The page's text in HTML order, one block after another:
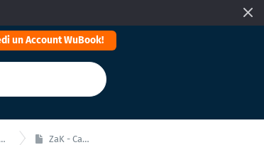
un Account WuBook!
ZaK - Canale HotelBeds